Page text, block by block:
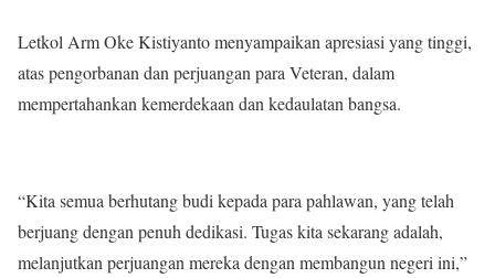
Letkol Arm Oke Kistiyanto menyampaikan apresiasi yang tinggi,
atas pengorbanan dan perjuangan para Veteran, dalam
mempertahankan kemerdekaan dan kedaulatan bangsa.
“Kita semua berhutang budi kepada para pahlawan, yang telah
berjuang dengan penuh dedikasi. Tugas kita sekarang adalah,
melanjutkan perjuangan mereka dengan membangun negeri ini,”